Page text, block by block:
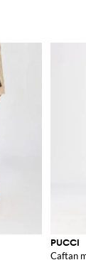
PUCCI
Caftan